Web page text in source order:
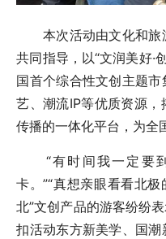
本次活动由文化和旅
共同指导，以“文润美好·
国首个综合性文创主题
艺、潮流IP等优质资源，
传播的一体化平台，为全
“有时间我一定要到
卡。”“真想亲眼看看北
北”文创产品的游客纷纷
扣活动东方新美学、国